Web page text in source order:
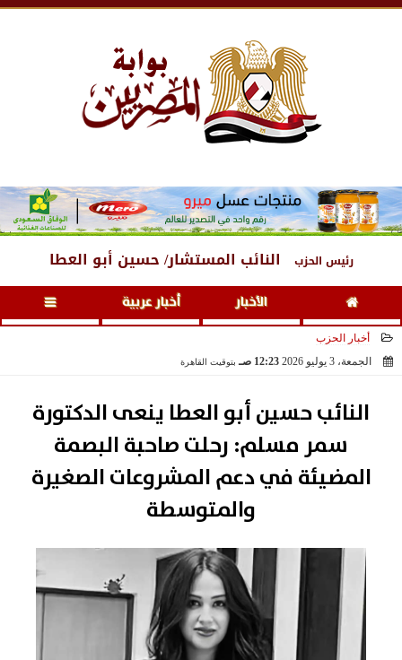
رئيس الحزب النائب المستشار/ حسين أبو العطا
الأخبار أخبار عربية
أخبار الحزب
الجمعة، 3 يوليو 2026
12:23 صـ بتوقيت القاهرة
النائب حسين أبو العطا ينعى الدكتورة
سمر مسلم: رحلت صاحبة البصمة
المضيئة في دعم المشروعات الصغيرة
والمتوسطة